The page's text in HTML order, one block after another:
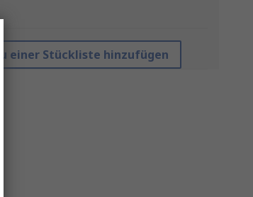
Zu einer Stückliste hinzufügen